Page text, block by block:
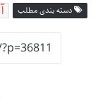
دسته بندی مطلب